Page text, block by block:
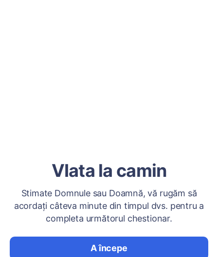
VIata la camin
Stimate Domnule sau Doamnă, vă rugăm să
acordați câteva minute din timpul dvs. pentru a
completa următorul chestionar.
A începe